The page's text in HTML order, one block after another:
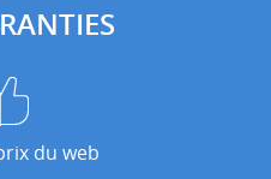
du web